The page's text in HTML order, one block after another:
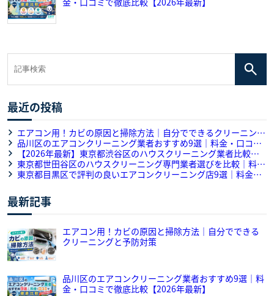
最近の投稿
エアコン用！カビの原因と掃除方法｜自分でできるクリーニング
と予防対策
品川区のエアコンクリーニング業者おすすめ9選｜料金・口コミ
で徹底比較【2026年最新】
【2026年最新】東京都渋谷区のハウスクリーニング業者比較・
口コミ｜おすすめ5選をプロが解説
東京都世田谷区のハウスクリーニング専門業者選びを比較｜料
金・作業内容・口コミを徹底解説
東京都目黒区で評判の良いエアコンクリーニング店9選｜料金・
最新記事
エアコン用！カビの原因と掃除方法｜自分でできる
クリーニングと予防対策
品川区のエアコンクリーニング業者おすすめ9選｜料
金・口コミで徹底比較【2026年最新】